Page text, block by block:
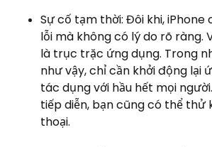
Sự cố tạm thời: Đôi khi, iPhone
lỗi mà không có lý do rõ ràng.
là trục trặc ứng dụng. Trong
như vậy, chỉ cần khởi động lại
tác dụng với hầu hết mọi
tiếp diễn, bạn cũng có thể thử
thoại.